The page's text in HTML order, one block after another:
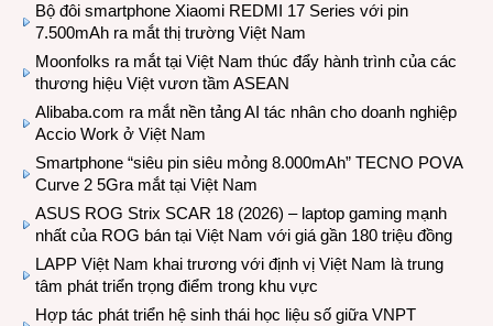
Bộ đôi smartphone Xiaomi REDMI 17 Series với pin
7.500mAh ra mắt thị trường Việt Nam
Moonfolks ra mắt tại Việt Nam thúc đẩy hành trình của các
thương hiệu Việt vươn tầm ASEAN
Alibaba.com ra mắt nền tảng AI tác nhân cho doanh nghiệp
Accio Work ở Việt Nam
Smartphone “siêu pin siêu mỏng 8.000mAh” TECNO POVA
Curve 2 5Gra mắt tại Việt Nam
ASUS ROG Strix SCAR 18 (2026) – laptop gaming mạnh
nhất của ROG bán tại Việt Nam với giá gần 180 triệu đồng
LAPP Việt Nam khai trương với định vị Việt Nam là trung
tâm phát triển trọng điểm trong khu vực
Hợp tác phát triển hệ sinh thái học liệu số giữa VNPT